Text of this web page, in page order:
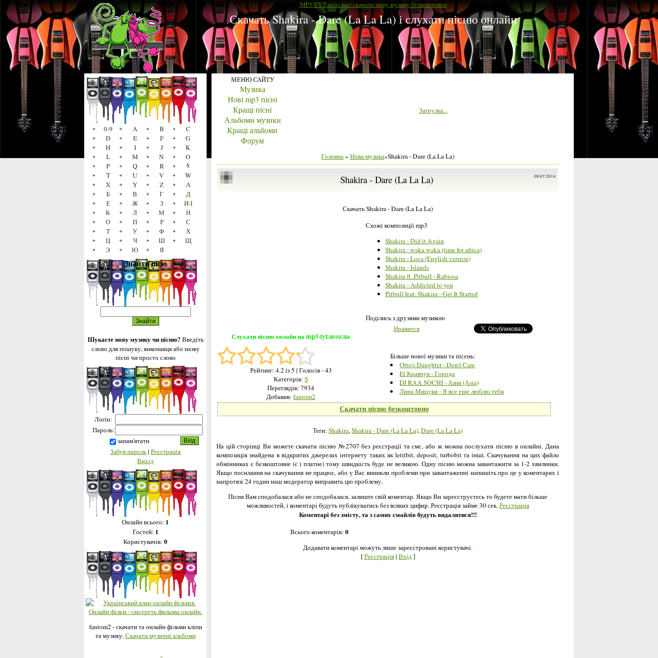
MP3-TYT.ucoz.ua - скачати нову музику безкоштовно
Скачать Shakira - Dare (La La La) і слухати пісню онлайн
0-9 A B
C
D
E F
G
H
I J
K
L
M N
O
P
Q R S
T U V
W
X
Y Z
А
Б
В Г
Д
Е
Ж З
И-І
К
Л М
Н
О
П Р
С
Т
У Ф
Х
Ц
Ч Ш
Щ
Э
Ю Я
Знайти пісю
Шукаєте нову музику чи пісню? Введіть
слово для пошуку, виконавця або назву
пісні чи просто слово
Логін:
Пароль:
запам'ятати
Забув пароль| Реєстрація
Вихід
Онлайн всього: 1
Гостей: 1
Користувачів: 0
fantom2 - скачати та онлайн фільми кліпи
та музику.Скачати музичні альбоми
МЕНЮ САЙТУ
Музика
Нові mp3 пісні
Кращі пісні
Альбоми музики
Кращі альбоми
Форум
Загрузка...
Головна» Нова музика»Shakira - Dare (La La La)
08.07.2014
Shakira - Dare (La La La)
Скачать Shakira - Dare (La La La)
Слухати пісню онлайн на mp3-tyt.ucoz.ua
Схожі композиції mp3
Shakira - Did it Again
Shakira - waka waka (time for africa)
Shakira - Loca (English version)
Shakira - Islands
Shakira ft. Pitbull - Rabiosa
Shakira - Addicted to you
Pitbull feat. Shakira - Get It Started
Поділись з друзями музикою
Нравится
Рейтинг: 4.2із 5 | Голосів - 43
Категорія: S
Переглядів: 7934
Добавив: fantom2
Більше нової музики та пісень:
Otto's Daughter - Don't Care
El Кравчук - Города
DJ RAA SOCHI - Азия (Asia)
Лина Мицуки - Я все еще люблю тебя
Скачати пісню безкоштовно
Теги: Shakira,Shakira - Dare (La La La),Dare (La La La)
На цій сторінці Ви можете скачати пісню №2707 без реєстрації та смс, або ж можна послухати пісню в онлайні. Дана
композиція знайдена в відкритих джерелах інтернету таких як letitbit, deposit, turbobit та інші. Скачування на цих файло
обмінниках є безкоштовне (є і платне) тому швидкість буде не великою. Одну пісню можна завантажити за 1-2 хвилинки.
Якщо посилання на скачування не працює, або у Вас виникли проблеми при завантаженні напишіть про це у коментарях і
напротязі 24 годин наш модератор виправить цю проблему.
Пісня Вам сподобалася або не сподобалася, залиште свій коментар. Якщо Ви зареєструєтесь то будете мати більше
можливостей, і коментарі будуть публікуватись без всяких цифир. Реєстрація займе 30 сек.Реєстрація
Коментарі без змісту, та з самих смайлів будуть видалятися!!!
Всього коментарів: 0
Додавати коментарі можуть лише зареєстровані користувачі.
[Реєстрація| Вхід]